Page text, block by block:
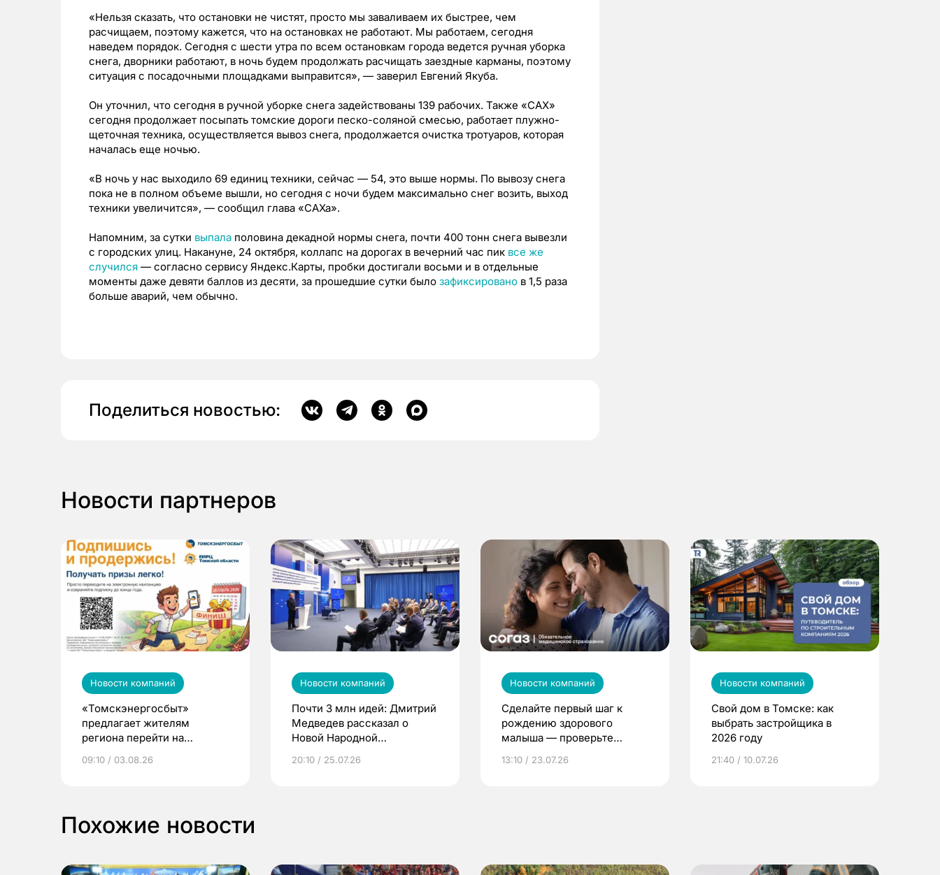
«Нельзя сказать, что остановки не чистят, просто мы заваливаем их быстрее, чем
расчищаем, поэтому кажется, что на остановках не работают. Мы работаем, сегодня
наведем порядок. Сегодня с шести утра по всем остановкам города ведется ручная уборка
снега, дворники работают, в ночь будем продолжать расчищать заездные карманы, поэтому
ситуация с посадочными площадками выправится», — заверил Евгений Якуба.
Он уточнил, что сегодня в ручной уборке снега задействованы 139 рабочих. Также «САХ»
сегодня продолжает посыпать томские дороги песко-соляной смесью, работает плужно-
щеточная техника, осуществляется вывоз снега, продолжается очистка тротуаров, которая
началась еще ночью.
«В ночь у нас выходило 69 единиц техники, сейчас — 54, это выше нормы. По вывозу снега
пока не в полном объеме вышли, но сегодня с ночи будем максимально снег возить, выход
техники увеличится», — сообщил глава «САХа».
Напомним, за сутки выпала половина декадной нормы снега, почти 400 тонн снега вывезли
с городских улиц. Накануне, 24 октября, коллапс на дорогах в вечерний час пик все же
случился — согласно сервису Яндекс.Карты, пробки достигали восьми и в отдельные
моменты даже девяти баллов из десяти, за прошедшие сутки было зафиксировано в 1,5 раза
больше аварий, чем обычно.
Поделиться новостью:
Новости партнеров
Новости компаний
«Томскэнергосбыт»
предлагает жителям
региона перейти на
выиграть призы
09:10 / 03.08.26
Новости компаний
Почти 3 млн идей: Дмитрий
Медведев рассказал о
Новой Народной
20:10 / 25.07.26
Новости компаний
Сделайте первый шаг к
рождению здорового
малыша — проверьте
по ОМС!
13:10 / 23.07.26
Новости компаний
Свой дом в Томске: как
выбрать застройщика в
2026 году
21:40 / 10.07.26
Похожие новости